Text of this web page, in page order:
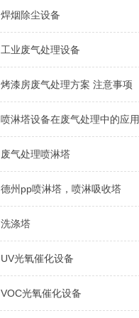
焊烟除尘设备
工业废气处理设备
烤漆房废气处理方案 注意事项
喷淋塔设备在废气处理中的应用
废气处理喷淋塔
德州pp喷淋塔，喷淋吸收塔
洗涤塔
UV光氧催化设备
VOC光氧催化设备